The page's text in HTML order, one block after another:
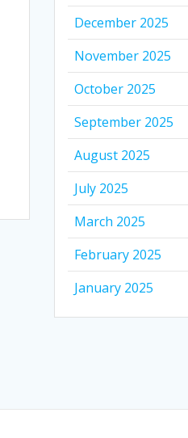
December 2025
November 2025
October 2025
September 2025
August 2025
July 2025
March 2025
February 2025
January 2025